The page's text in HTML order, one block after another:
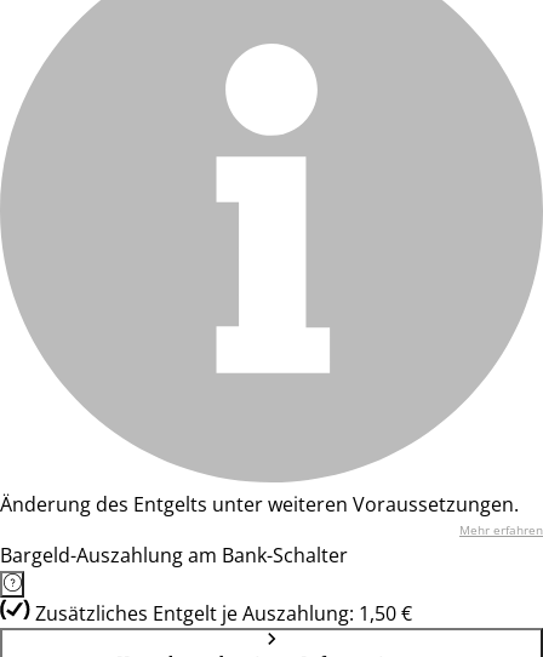
Änderung des Entgelts unter weiteren Voraussetzungen.
Mehr erfahren
Bargeld-Auszahlung am Bank-Schalter
Zusätzliches Entgelt je Auszahlung: 1,50 €